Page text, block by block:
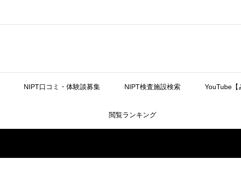
NIPT口コミ・体験談募集 NIPT検査施設検索 YouTube【
閲覧ランキング